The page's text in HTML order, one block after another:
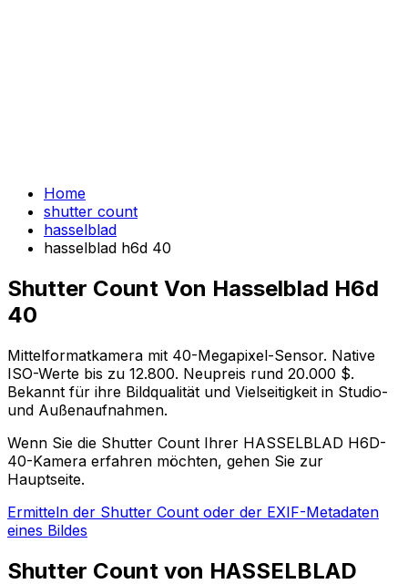
Home
shutter count
hasselblad
hasselblad h6d 40
Shutter Count Von Hasselblad H6d
40
Mittelformatkamera mit 40-Megapixel-Sensor. Native
ISO-Werte bis zu 12.800. Neupreis rund 20.000 $.
Bekannt für ihre Bildqualität und Vielseitigkeit in Studio-
und Außenaufnahmen.
Wenn Sie die Shutter Count Ihrer HASSELBLAD H6D-
40-Kamera erfahren möchten, gehen Sie zur
Hauptseite.
Ermitteln der Shutter Count oder der EXIF-Metadaten
eines Bildes
Shutter Count von HASSELBLAD